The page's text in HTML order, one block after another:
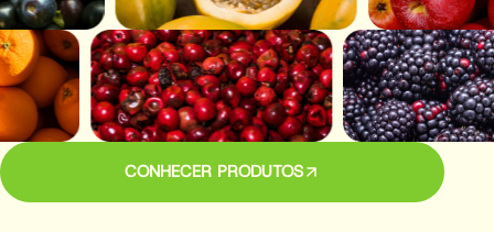
CONHECER PRODUTOS